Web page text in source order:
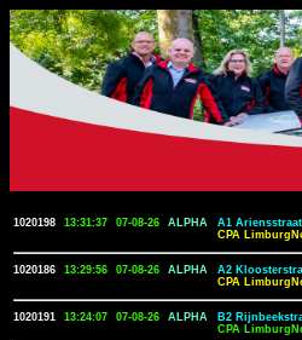
1020198 13:31:37 07-08-26 ALPHA
A1
CPA
1020186 13:29:56 07-08-26 ALPHA
A2
CPA
1020191 13:24:07 07-08-26 ALPHA
B2
CPA